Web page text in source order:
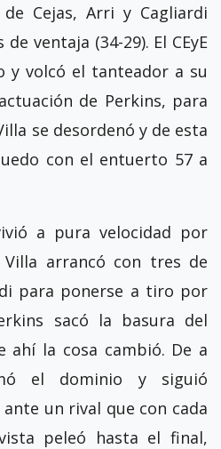
Cejas, Arri y Cagliardi
ventaja (34-29). El CEyE
y volcó el tanteador a su
de Perkins, para
se desordenó y de esta
con el entuerto 57 a
a pura velocidad por
arrancó con tres de
para ponerse a tiro por
sacó la basura del
la cosa cambió. De a
el dominio y siguió
un rival que con cada
peleó hasta el final,